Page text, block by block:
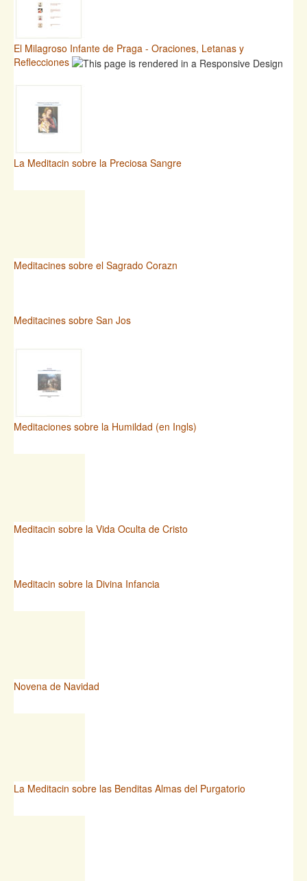
El Milagroso Infante de Praga - Oraciones, Letanas y
Reflecciones
La Meditacin sobre la Preciosa Sangre
Meditacines sobre el Sagrado Corazn
Meditacines sobre San Jos
Meditaciones sobre la Humildad (en Ingls)
Meditacin sobre la Vida Oculta de Cristo
Meditacin sobre la Divina Infancia
Novena de Navidad
La Meditacin sobre las Benditas Almas del Purgatorio